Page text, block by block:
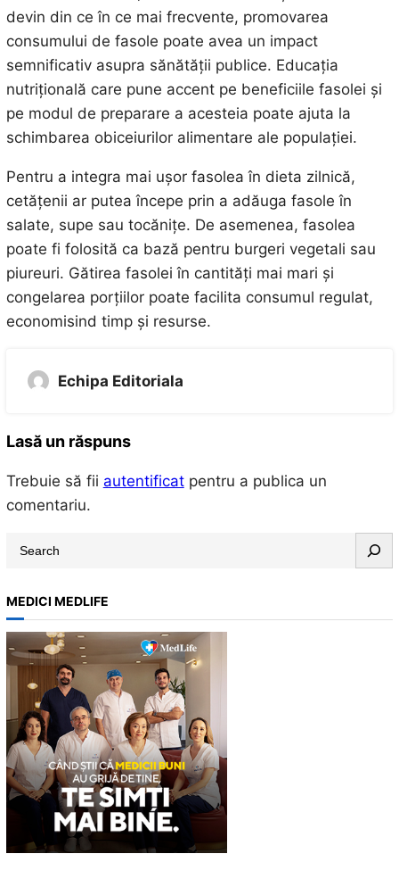
devin din ce în ce mai frecvente, promovarea
consumului de fasole poate avea un impact
semnificativ asupra sănătății publice. Educația
nutrițională care pune accent pe beneficiile fasolei și
pe modul de preparare a acesteia poate ajuta la
schimbarea obiceiurilor alimentare ale populației.
Pentru a integra mai ușor fasolea în dieta zilnică,
cetățenii ar putea începe prin a adăuga fasole în
salate, supe sau tocănițe. De asemenea, fasolea
poate fi folosită ca bază pentru burgeri vegetali sau
piureuri. Gătirea fasolei în cantități mai mari și
congelarea porțiilor poate facilita consumul regulat,
economisind timp și resurse.
Echipa Editoriala
Lasă un răspuns
Trebuie să fii autentificatpentru a publica un
comentariu.
r
c
h
MEDICI MEDLIFE